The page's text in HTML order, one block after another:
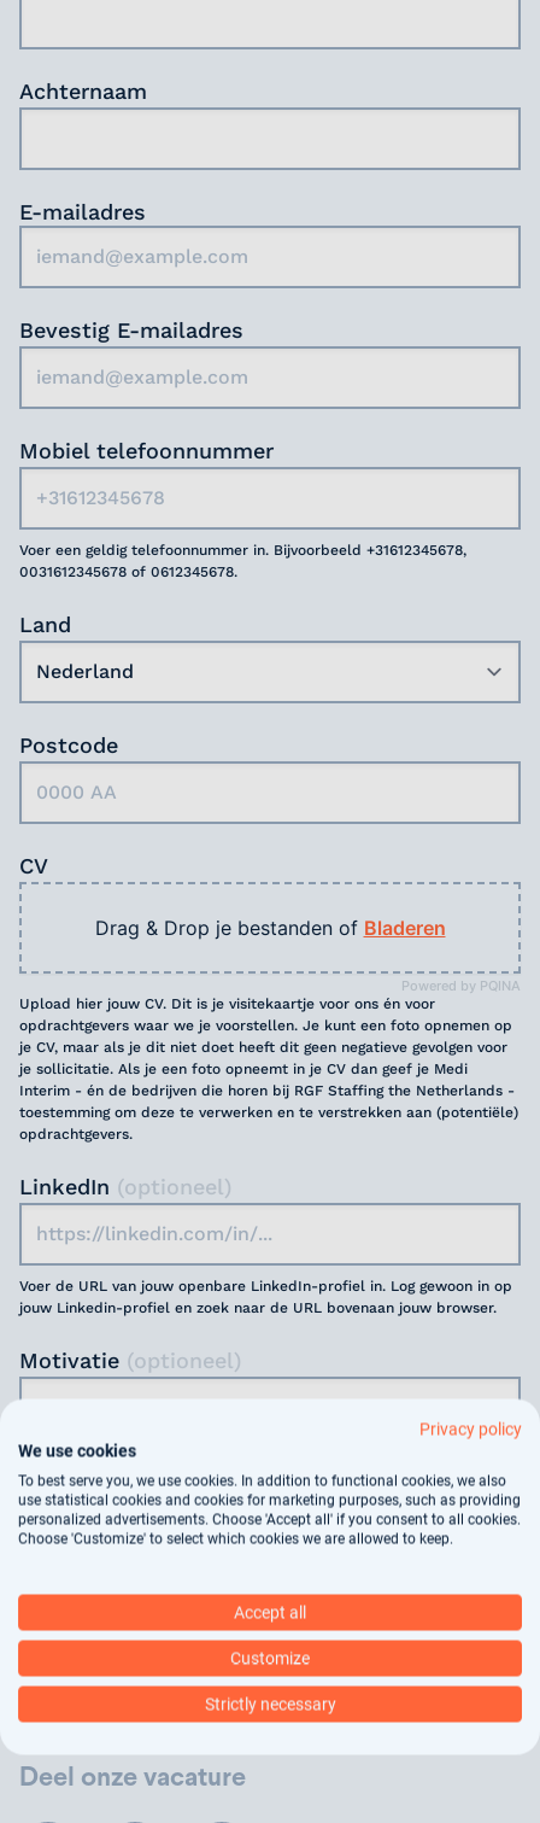
vaandel dragen.
loopbaanbegeleiding en persoonlijke
trainingen en cursussen, en met een vast
contactpersoon sta je nooit alleen. Onze
projecten zijn innovatief en onze
wat zorgt voor een dynamische werkomgeving
met een goede balans tussen werk en privé.
maken?
Achternaam
E-mailadres
Bevestig E-mailadres
Mobiel telefoonnummer
Voer een geldig telefoonnummer in. Bijvoorbeeld +31612345678,
0031612345678 of 0612345678.
Land
Postcode
CV
Powered by PQINA
Drag & Drop je bestanden of Bladeren
Upload hier jouw CV. Dit is je visitekaartje voor ons én voor
opdrachtgevers waar we je voorstellen. Je kunt een foto opnemen op
je CV, maar als je dit niet doet heeft dit geen negatieve gevolgen voor
je sollicitatie. Als je een foto opneemt in je CV dan geef je Medi
Interim - én de bedrijven die horen bij RGF Staffing the Netherlands -
toestemming om deze te verwerken en te verstrekken aan (potentiële)
opdrachtgevers.
LinkedIn (optioneel)
Voer de URL van jouw openbare LinkedIn-profiel in. Log gewoon in op
jouw Linkedin-profiel en zoek naar de URL bovenaan jouw browser.
Motivatie (optioneel)
Jouw gegevens worden gebruikt voor
arbeidsbemiddeling, dit vindt deels geautomatiseerd
wij jouw gegevens verwerken.
Verstuur
Deel onze vacature
Privacy policy
We use cookies
To best serve you, we use cookies. In addition to functional cookies, we also
use statistical cookies and cookies for marketing purposes, such as providing
personalized advertisements. Choose 'Accept all' if you consent to all cookies.
Choose 'Customize' to select which cookies we are allowed to keep.
Accept all
Customize
Strictly necessary